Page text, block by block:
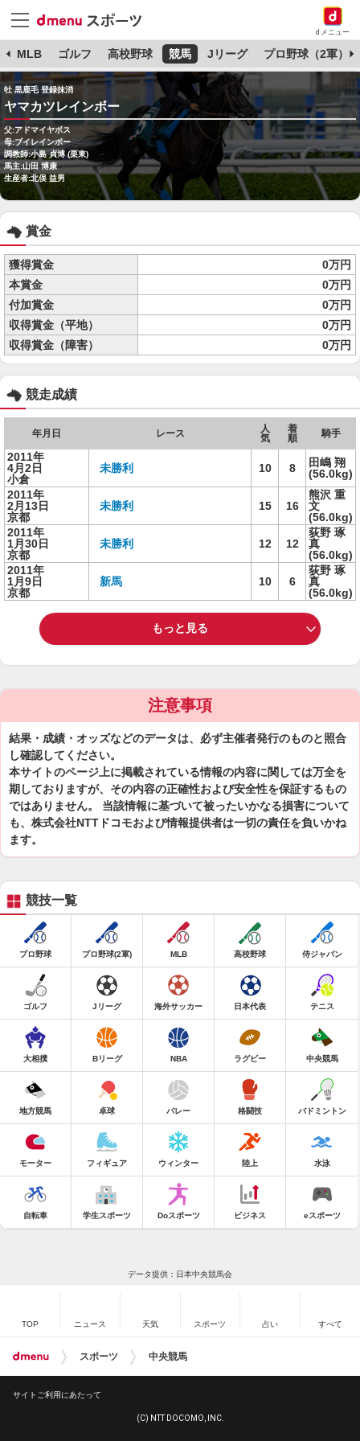
dメニュー
MLB ゴルフ 高校野球 競馬 Jリーグ プロ野球（2軍）
牡 黒鹿毛 登録抹消
ヤマカツレインボー
父:アドマイヤボス
母:ブイレインボー
調教師:小島 貞博 (栗東)
馬主:山田 博康
生産者:北俣 益男
賞金
獲得賞金
0万円
本賞金
0万円
付加賞金
0万円
収得賞金（平地）
0万円
収得賞金（障害）
0万円
競走成績
年月日 レース
人
気
着
順
騎手
2011年
4月2日
小倉
未勝利 10 8
田嶋 翔
(56.0kg)
2011年
2月13日
京都
未勝利 15 16
熊沢 重
文
(56.0kg)
2011年
1月30日
京都
未勝利 12 12
荻野 琢
真
(56.0kg)
2011年
1月9日
京都
新馬 10 6
荻野 琢
真
(56.0kg)
もっと見る
注意事項
結果・成績・オッズなどのデータは、必ず主催者発行のものと照合
し確認してください。
本サイトのページ上に掲載されている情報の内容に関しては万全を
期しておりますが、その内容の正確性および安全性を保証するもの
ではありません。 当該情報に基づいて被ったいかなる損害について
も、株式会社NTTドコモおよび情報提供者は一切の責任を負いかね
ます。
競技一覧
プロ野球 プロ野球(2軍) MLB 高校野球 侍ジャパン
ゴルフ Jリーグ 海外サッカー 日本代表 テニス
大相撲 Bリーグ NBA ラグビー 中央競馬
地方競馬 卓球 バレー 格闘技 バドミントン
モーター フィギュア ウィンター 陸上 水泳
自転車 学生スポーツ Doスポーツ ビジネス eスポーツ
データ提供：日本中央競馬会
TOP ニュース 天気 スポーツ 占い すべて
スポーツ 中央競馬
サイトご利用にあたって
(C) NTT DOCOMO, INC.